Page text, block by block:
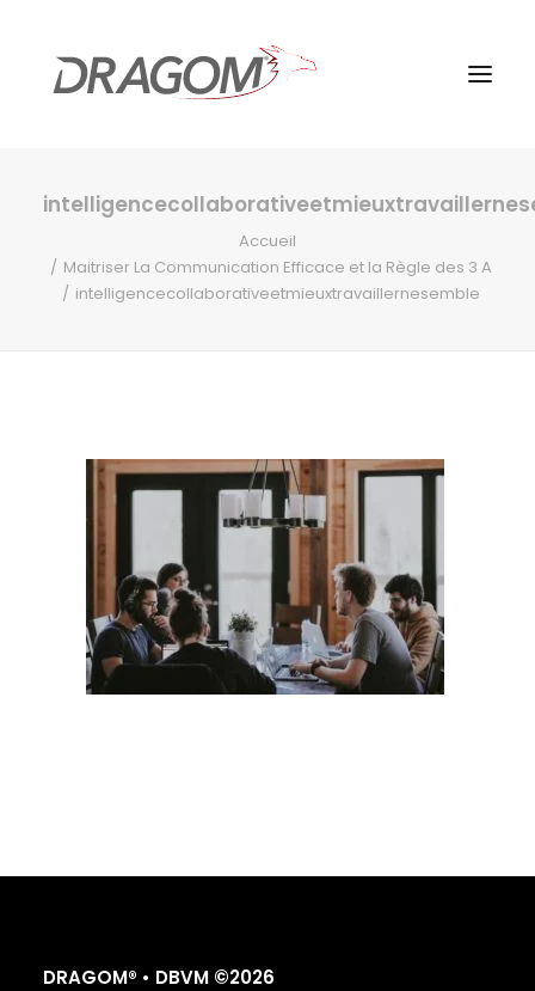
Accueil
Maitriser La Communication Efficace et la Règle des 3 A
intelligencecollaborativeetmieuxtravaillernesemble
DRAGOM® • DBVM ©2026